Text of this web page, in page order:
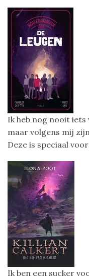
Ik heb nog nooit iets
maar volgens mij
Deze is speciaal
Ik ben een sucker